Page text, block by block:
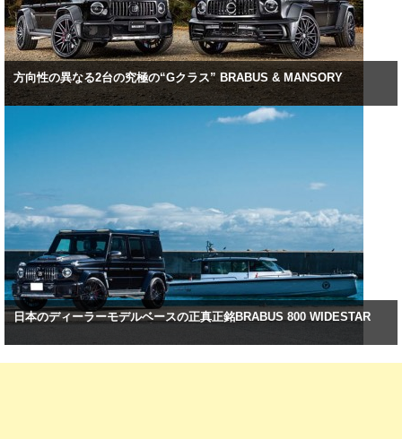
方向性の異なる2台の究極の“Gクラス” BRABUS & MANSORY
日本のディーラーモデルベースの正真正銘BRABUS 800 WIDESTAR